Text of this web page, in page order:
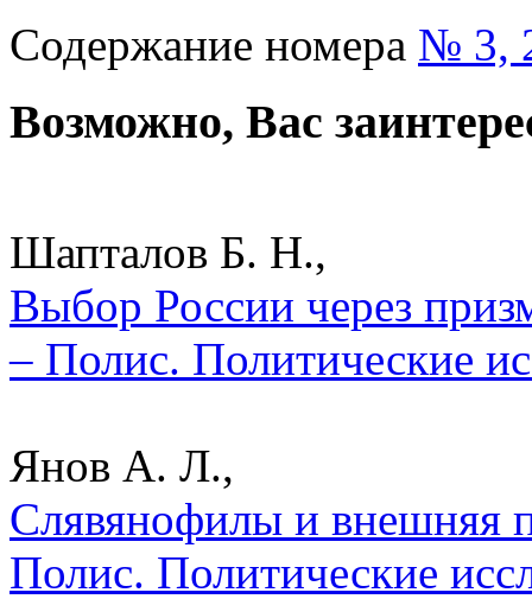
Содержание номера № 3,
Возможно, Вас
Шапталов Б. Н.,
Выбор России через
– Полис. Политические
Янов А. Л.,
Слявянофилы и внешняя
Полис. Политические